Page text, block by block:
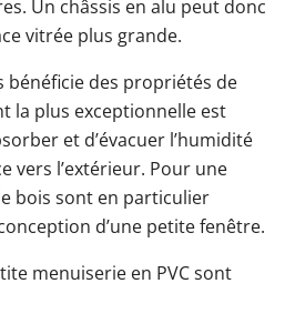
Un châssis en alu peut donc
vitrée plus grande.
bénéficie des propriétés de
la plus exceptionnelle est
et d’évacuer l’humidité
vers l’extérieur. Pour une
bois sont en particulier
d’une petite fenêtre.
menuiserie en PVC sont